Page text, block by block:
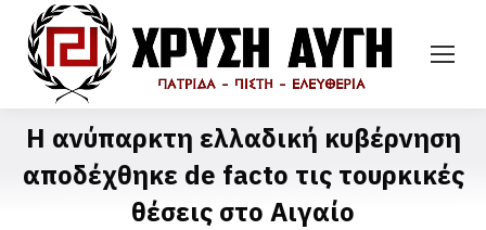
H ανύπαρκτη ελλαδική κυβέρνηση
αποδέχθηκε de facto τις τουρκικές
θέσεις στο Αιγαίο